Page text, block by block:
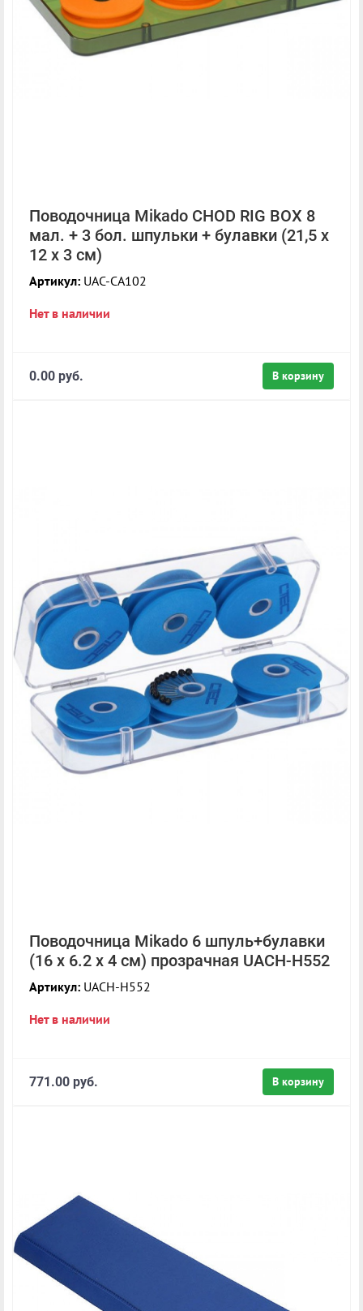
Поводочница Mikado CHOD RIG BOX 8
мал. + 3 бол. шпульки + булавки (21,5 х
12 х 3 см)
Артикул: UAC-CA102
Нет в наличии
В корзину
0.00 руб.
Поводочница Mikado 6 шпуль+булавки
(16 x 6.2 x 4 cм) прозрачная UACH-H552
Артикул: UACH-H552
Нет в наличии
В корзину
771.00 руб.